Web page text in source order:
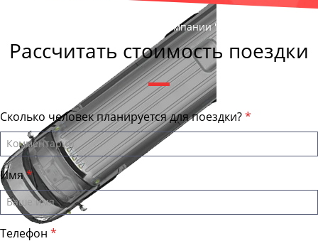
, директор компании "КазаньБас"
Рассчитать стоимость поездки
Сколько человек планируется для поездки?
Имя
Телефон